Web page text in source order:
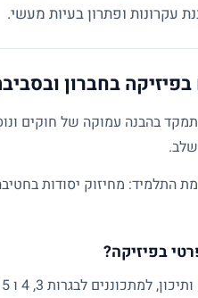
עקרונות ופתרון בעיות מעשי.
בפיזיקה בחברון
בהבנה עמוקה של חוקים
בפיזיקה?